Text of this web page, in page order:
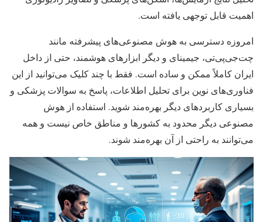
اهمیت قابل توجهی یافته است.
امروزه دسترسی به هوش مصنوعی‌های پیشرفته مانند
چت‌جی‌پی‌تی، جیمینای و دیگر ابزارهای هوشمند، حتی از داخل
ایران کاملاً ممکن و ساده است. فقط با چند کلیک می‌توانید از این
فناوری‌های نوین برای تحلیل اطلاعات، پاسخ به سوالات پزشکی و
بسیاری کاربردهای دیگر بهره‌مند شوید. استفاده از هوش
مصنوعی دیگر محدود به کشورها و مناطق خاص نیست و همه
می‌توانند به راحتی از آن بهره‌مند شوند.